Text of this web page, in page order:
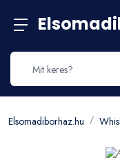
Elsomadiborhaz.hu